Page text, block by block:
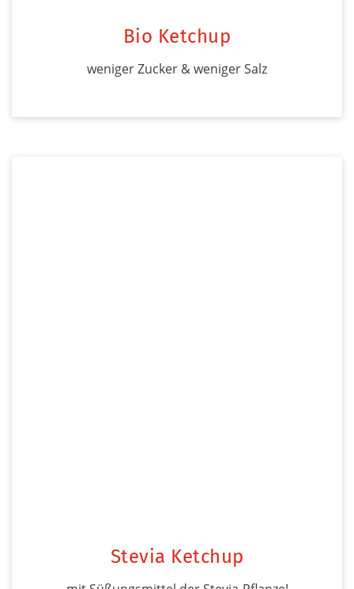
Bio Ketchup
weniger Zucker & weniger Salz
Stevia Ketchup